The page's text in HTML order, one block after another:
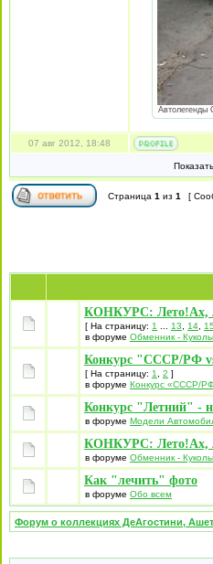
07 авг 2012, 18:48
Страница 1 из 1 [
КОНКУРС: Лето!Ах,
[ На страницу: 1 13 14 15
в форуме Обменник -
Конкурс "СССР/РФ
[ На страницу: 1 2 ]
в форуме Конкурс «СССР/
Конкурс "Летний" -
в форуме Модели
КОНКУРС: Лето!Ах,
в форуме Обменник -
Как "лечить" фото
в форуме Обо всем
Форум о коллекциях ДеАгостини,